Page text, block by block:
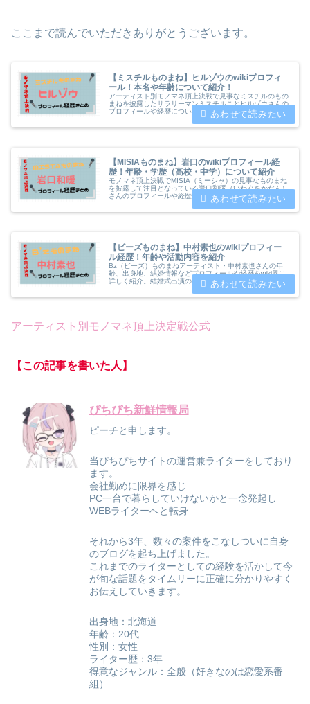
ここまで読んでいただきありがとうございます。
【ミスチルものまね】ヒルゾウのwikiプロフィ
ール！本名や年齢について紹介！
アーティスト別モノマネ頂上決戦で見事なミスチルのもの
まねを披露したサラリーマンミスチルことヒルゾウさんの
プロフィールや経歴について紹介していきます。本名や年
齢・出身地・学歴・結婚・活動内容についてwiki風にまと
めましたのでご覧ください。
【MISIAものまね】岩口のwikiプロフィール経
歴！年齢・学歴（高校・中学）について紹介
モノマネ頂上決戦でMISIA（ミーシャ）の見事なものまね
を披露して注目となっている岩口和暖（いわぐちかだん）
さんのプロフィールや経歴についてwiki風にまとめてみま
した。名前の読み方や年齢・学歴（高校・中学）・活動内
容について紹介します
【ビーズものまね】中村素也のwikiプロフィー
ル経歴！年齢や活動内容を紹介
Bz（ビーズ）ものまねアーティスト・中村素也さんの年
齢、出身地、結婚情報などプロフィールや経歴をwiki風に
詳しく紹介。結婚式出演の依頼方法や料金、テレビ出演、
イベント情報まで徹底解説。約400曲のレパートリーを持
つものまね芸人の魅力に迫ります
アーティスト別モノマネ頂上決定戦公式
【この記事を書いた人】
ぴちぴち新鮮情報局
ピーチと申します。
当ぴちぴちサイトの運営兼ライターをしており
ます。
会社勤めに限界を感じ
PC一台で暮らしていけないかと一念発起し
WEBライターへと転身
それから3年、数々の案件をこなしついに自身
のブログを起ち上げました。
これまでのライターとしての経験を活かして今
が旬な話題をタイムリーに正確に分かりやすく
お伝えしていきます。
出身地：北海道
年齢：20代
性別：女性
ライター歴：3年
得意なジャンル：全般（好きなのは恋愛系番
組）